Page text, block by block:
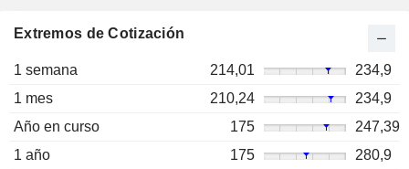
Extremos de Cotización
1 semana 214,01
234,9
1 mes
210,24
234,9
Año en curso
175
247,39
1 año
175
280,9